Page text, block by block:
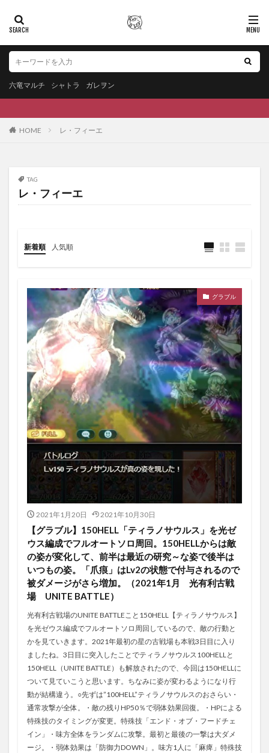
六竜マルチ シャトラ ガレヲン
HOME レ・フィーエ
TAG
レ・フィーエ
新着順 人気順
グラブル
2021年1月20日 2021年10月30日
【グラブル】150HELL「ティラノサウルス」を光ゼ
ウス編成でフルオートソロ周回。150HELLからは敵
の姿が変化して、前半は最近の研究～な姿で後半は
いつもの姿。「爪痕」はLv2の状態で付与されるので
被ダメージがさら増加。（2021年1月 光有利古戦
場 UNITE BATTLE）
光有利古戦場のUNITE BATTLEこと150HELL【ティラノサウルス】
を光ゼウス編成でフルオートソロ周回しているので、敵の行動と
かを見ていきます。2021年最初の星の古戦場も本戦3日目に入り
ましたね。3日目に突入したことでティラノサウルス100HELLと
150HELL（UNITE BATTLE）も解放されたので、今回は150HELLに
ついて見ていこうと思います。ちなみに姿が変わるようになり行
動が結構違う。○先ずは”100HELL”ティラノサウルスのおさらい・
通常攻撃が全体。・敵の残りHP50％で弱体効果回復。・HPによる
特殊技のタイミングが変更。特殊技「エンド・オブ・フードチェ
イン」・味方全体をランダムに攻撃。最初と最後の一撃は大ダメ
ージ。・弱体効果は「防御力DOWN」。味方1人に「麻痺」特殊技